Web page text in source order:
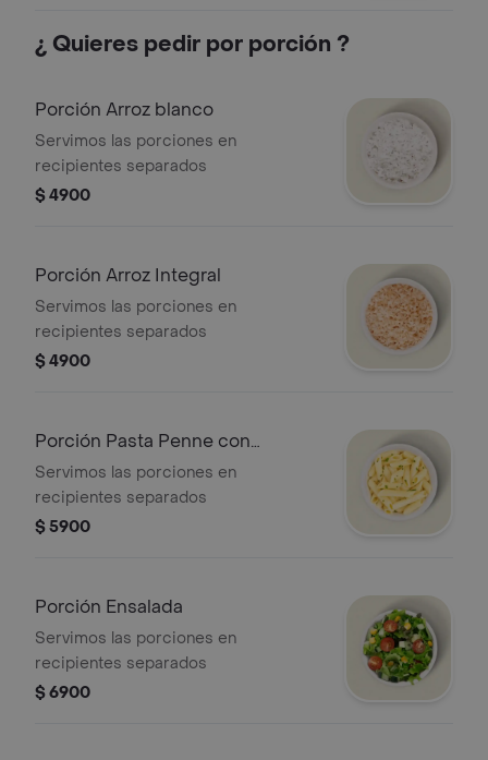
¿ Quieres pedir por porción ?
Porción Arroz blanco
Servimos las porciones en
recipientes separados
$ 4900
Porción Arroz Integral
Servimos las porciones en
recipientes separados
$ 4900
Porción Pasta Penne con
mayonesa (fría)
Servimos las porciones en
recipientes separados
$ 5900
Porción Ensalada
Servimos las porciones en
recipientes separados
$ 6900